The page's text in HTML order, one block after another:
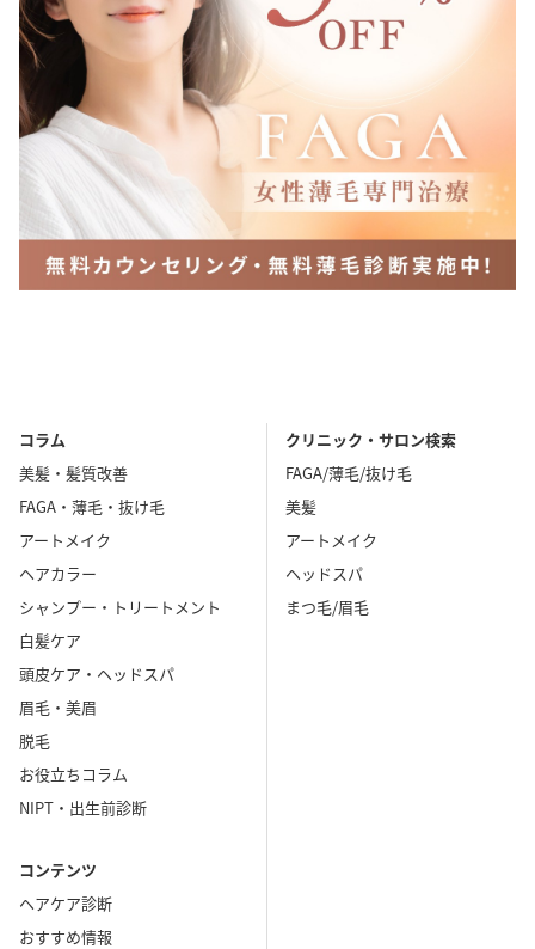
コラム
美髪・髪質改善
FAGA・薄毛・抜け毛
アートメイク
ヘアカラー
シャンプー・トリートメント
白髪ケア
頭皮ケア・ヘッドスパ
眉毛・美眉
脱毛
お役立ちコラム
NIPT・出生前診断
コンテンツ
ヘアケア診断
おすすめ情報
クリニック・サロン検索
FAGA/薄毛/抜け毛
美髪
アートメイク
ヘッドスパ
まつ毛/眉毛